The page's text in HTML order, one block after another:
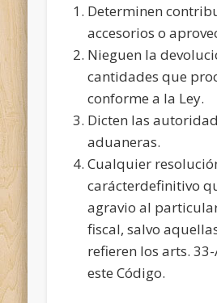
Determinen
accesorios o
Nieguen la
cantidades que
conforme a la Ley.
Dicten las
aduaneras.
Cualquier
carácterdefinitivo
agravio al
fiscal, salvo
refieren los arts.
este Código.